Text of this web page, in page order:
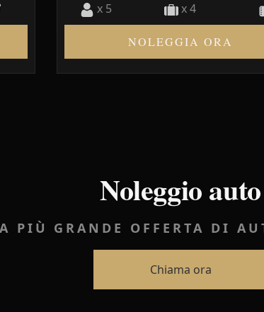
x 5 x 4
NOLEGGIA ORA
Noleggio auto
PIÙ GRANDE OFFERTA DI
Chiama ora